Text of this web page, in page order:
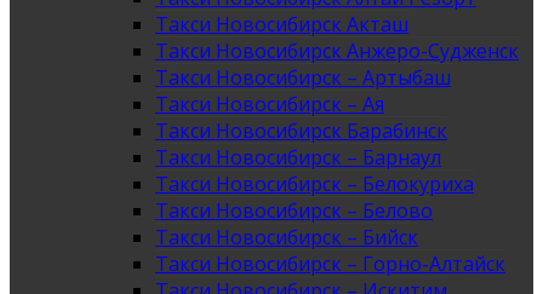
Такси Новосибирск Акташ
Такси Новосибирск Анжеро-Судженск
Такси Новосибирск – Артыбаш
Такси Новосибирск – Ая
Такси Новосибирск Барабинск
Такси Новосибирск – Барнаул
Такси Новосибирск – Белокуриха
Такси Новосибирск – Белово
Такси Новосибирск – Бийск
Такси Новосибирск – Горно-Алтайск